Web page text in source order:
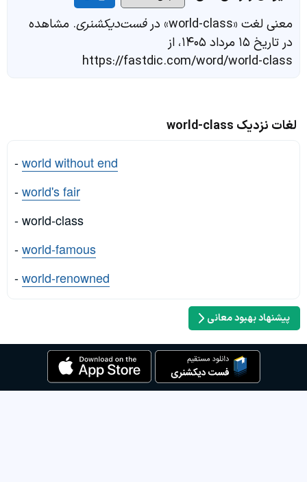
معنی لغت «world-class» در فست‌دیکشنری. مشاهده
در تاریخ ۱۵ مرداد ۱۴۰۵، از
https://fastdic.com/word/world-class
لغات نزدیک world-class
-world without end
-world's fair
- world-class
-world-famous
-world-renowned
پیشنهاد بهبود معانی